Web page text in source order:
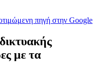
πηγή στην Google
με τα